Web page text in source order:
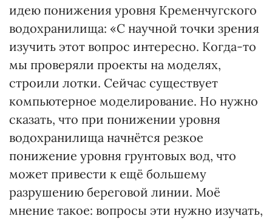
идею понижения уровня Кременчугского
водохранилища: «С научной точки зрения
изучить этот вопрос интересно. Когда-то
мы проверяли проекты на моделях,
строили лотки. Сейчас существует
компьютерное моделирование. Но нужно
сказать, что при понижении уровня
водохранилища начнётся резкое
понижение уровня грунтовых вод, что
может привести к ещё большему
разрушению береговой линии. Моё
мнение такое: вопросы эти нужно изучать,